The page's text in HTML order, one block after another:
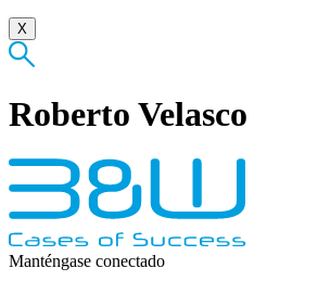
X
Roberto Velasco
Manténgase conectado